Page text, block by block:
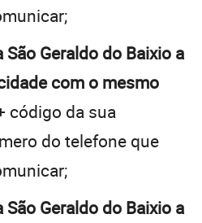
Geraldo do Baixio a
com o mesmo
código da sua
do telefone que
Geraldo do Baixio a